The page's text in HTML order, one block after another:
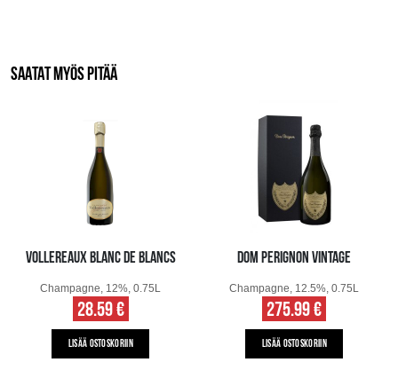
SAATAT MYÖS PITÄÄ
VOLLEREAUX BLANC DE BLANCS
Champagne, 12%, 0.75L
28.59 €
LISÄÄ OSTOSKORIIN
DOM PERIGNON VINTAGE
Champagne, 12.5%, 0.75L
275.99 €
LISÄÄ OSTOSKORIIN